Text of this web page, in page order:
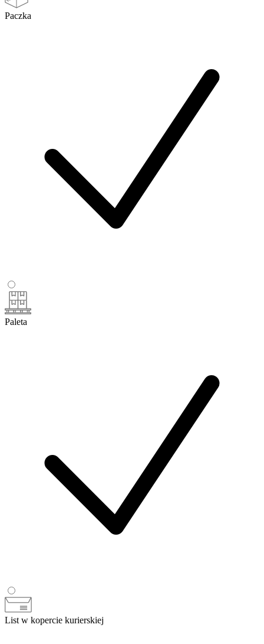
Paczka
Paleta
List w kopercie kurierskiej